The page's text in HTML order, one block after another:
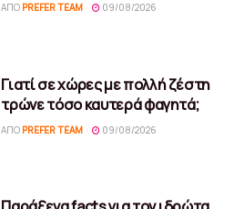
ΑΠΌ PREFER TEAM 09/08/2026
Γιατί σε χώρες με πολλή ζέστη
τρώνε τόσο καυτερά φαγητά;
ΑΠΌ PREFER TEAM 09/08/2026